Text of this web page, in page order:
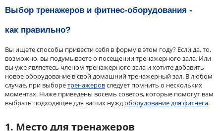
Выбор тренажеров и фитнес-оборудования -
как правильно?
Вы ищете способы привести себя в форму в этом году? Если да, то,
возможно, вы подумываете о посещении тренажерного зала. Или
вы уже являетесь членом тренажерного зала и хотите добавить
новое оборудование в свой домашний тренажерный зал. В любом
случае, при выборетренажеровследует помнить о нескольких
моментах. Ниже приведены восемь советов, которые помогут вам
выбрать подходящее для ваших нуждоборудование для фитнеса.
1. Место для тренажеров